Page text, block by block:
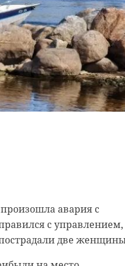
авария с
с
пострадали две
летнему жителю
Согласно
долларов (12,5 тыс.
но